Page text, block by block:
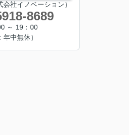
社イノベーション）
8689
～ 19：00
年中無休）